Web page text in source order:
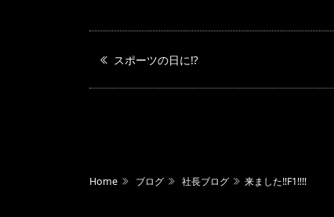
スポーツの日に⁉️
Home ブログ 社長ブログ 来ました‼️F1‼️‼️